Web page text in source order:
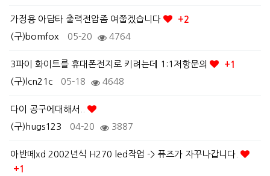
가정용 아답타 출력전압좀 여쭙겠습니다
+2
(구)bomfox
05-20 4764
3파이 화이트를 휴대폰전지로 키려는데 1:1저항문의
+1
(구)lcn21c
05-18 4648
다이 공구에대해서..
(구)hugs123
04-20 3887
아반떼xd 2002년식 H270 led작업 -> 퓨즈가 자꾸나갑니다.
+1